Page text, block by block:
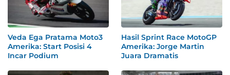
Veda Ega Pratama Moto3
Amerika: Start Posisi 4
Incar Podium
Hasil Sprint Race MotoGP
Amerika: Jorge Martin
Juara Dramatis